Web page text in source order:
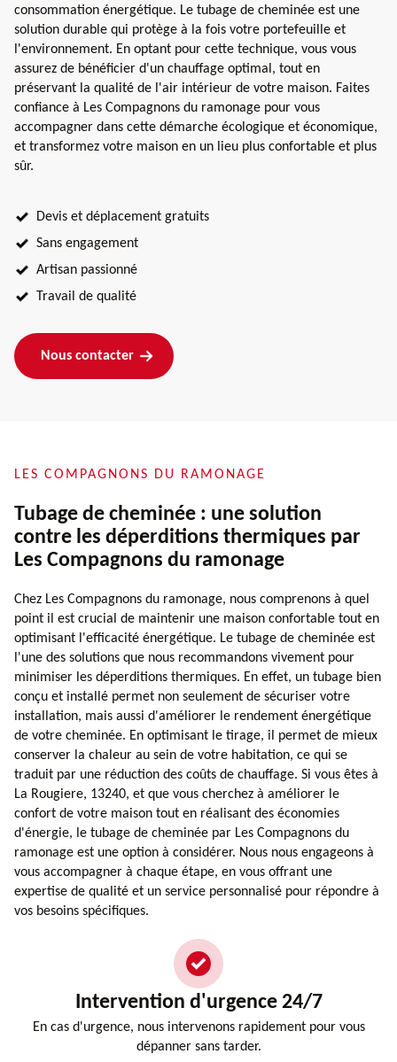
consommation énergétique. Le tubage de cheminée est une
solution durable qui protège à la fois votre portefeuille et
l'environnement. En optant pour cette technique, vous vous
assurez de bénéficier d'un chauffage optimal, tout en
préservant la qualité de l'air intérieur de votre maison. Faites
confiance à Les Compagnons du ramonage pour vous
accompagner dans cette démarche écologique et économique,
et transformez votre maison en un lieu plus confortable et plus
sûr.
Devis et déplacement gratuits
Sans engagement
Artisan passionné
Travail de qualité
Nous contacter
LES COMPAGNONS DU RAMONAGE
Tubage de cheminée : une solution
contre les déperditions thermiques par
Les Compagnons du ramonage
Chez Les Compagnons du ramonage, nous comprenons à quel
point il est crucial de maintenir une maison confortable tout en
optimisant l'efficacité énergétique. Le tubage de cheminée est
l'une des solutions que nous recommandons vivement pour
minimiser les déperditions thermiques. En effet, un tubage bien
conçu et installé permet non seulement de sécuriser votre
installation, mais aussi d'améliorer le rendement énergétique
de votre cheminée. En optimisant le tirage, il permet de mieux
conserver la chaleur au sein de votre habitation, ce qui se
traduit par une réduction des coûts de chauffage. Si vous êtes à
La Rougiere, 13240, et que vous cherchez à améliorer le
confort de votre maison tout en réalisant des économies
d'énergie, le tubage de cheminée par Les Compagnons du
ramonage est une option à considérer. Nous nous engageons à
vous accompagner à chaque étape, en vous offrant une
expertise de qualité et un service personnalisé pour répondre à
vos besoins spécifiques.
Intervention d'urgence 24/7
En cas d'urgence, nous intervenons rapidement pour vous
dépanner sans tarder.